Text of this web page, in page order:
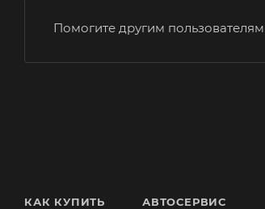
Помогите другим
КАК КУПИТЬ АВТОСЕРВИС